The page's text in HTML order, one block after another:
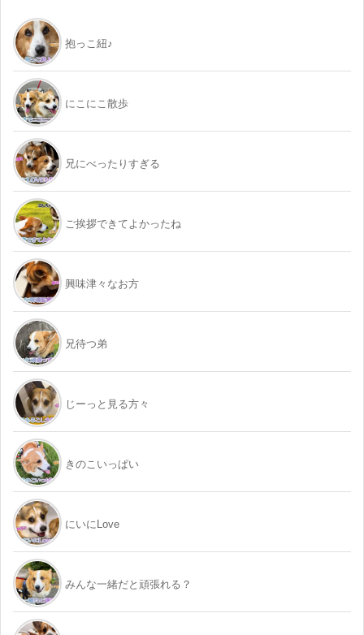
抱っこ紐♪
にこにこ散歩
兄にべったりすぎる
ご挨拶できてよかったね
興味津々なお方
兄待つ弟
じーっと見る方々
きのこいっぱい
にいにLove
みんな一緒だと頑張れる？